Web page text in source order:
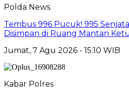
Polda News
Tembus 996 Pucuk! 995
Disimpan di Ruang Mantan
Jumat, 7 Agu 2026 - 15:10 WIB
Kabar Polres